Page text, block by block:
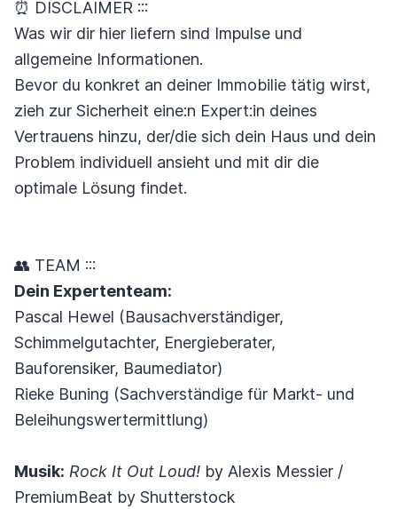
⏰ DISCLAIMER :::
Was wir dir hier liefern sind Impulse und
allgemeine Informationen.
Bevor du konkret an deiner Immobilie tätig wirst,
zieh zur Sicherheit eine:n Expert:in deines
Vertrauens hinzu, der/die sich dein Haus und dein
Problem individuell ansieht und mit dir die
optimale Lösung findet.
👥 TEAM :::
Dein Expertenteam:
Pascal Hewel (Bausachverständiger,
Schimmelgutachter, Energieberater,
Bauforensiker, Baumediator)
Rieke Buning (Sachverständige für Markt- und
Beleihungswertermittlung)
Musik: Rock It Out Loud! by Alexis Messier /
PremiumBeat by Shutterstock